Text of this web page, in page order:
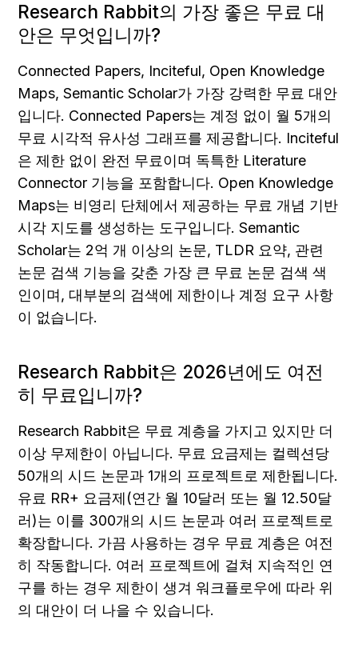
Research Rabbit의 가장 좋은 무료 대
안은 무엇입니까?
Connected Papers, Inciteful, Open Knowledge
Maps, Semantic Scholar가 가장 강력한 무료 대안
입니다. Connected Papers는 계정 없이 월 5개의
무료 시각적 유사성 그래프를 제공합니다. Inciteful
은 제한 없이 완전 무료이며 독특한 Literature
Connector 기능을 포함합니다. Open Knowledge
Maps는 비영리 단체에서 제공하는 무료 개념 기반
시각 지도를 생성하는 도구입니다. Semantic
Scholar는 2억 개 이상의 논문, TLDR 요약, 관련
논문 검색 기능을 갖춘 가장 큰 무료 논문 검색 색
인이며, 대부분의 검색에 제한이나 계정 요구 사항
이 없습니다.
Research Rabbit은 2026년에도 여전
히 무료입니까?
Research Rabbit은 무료 계층을 가지고 있지만 더
이상 무제한이 아닙니다. 무료 요금제는 컬렉션당
50개의 시드 논문과 1개의 프로젝트로 제한됩니다.
유료 RR+ 요금제(연간 월 10달러 또는 월 12.50달
러)는 이를 300개의 시드 논문과 여러 프로젝트로
확장합니다. 가끔 사용하는 경우 무료 계층은 여전
히 작동합니다. 여러 프로젝트에 걸쳐 지속적인 연
구를 하는 경우 제한이 생겨 워크플로우에 따라 위
의 대안이 더 나을 수 있습니다.